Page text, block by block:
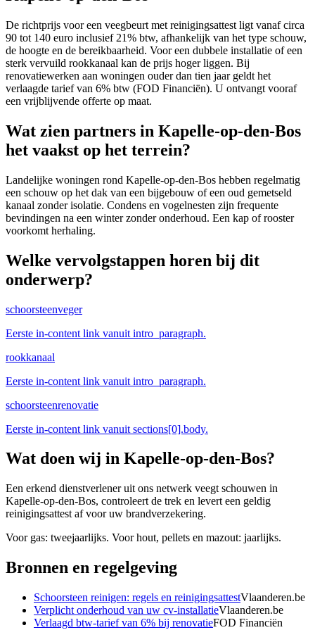
De richtprijs voor een veegbeurt met reinigingsattest ligt vanaf circa
90 tot 140 euro inclusief 21% btw, afhankelijk van het type schouw,
de hoogte en de bereikbaarheid. Voor een dubbele installatie of een
sterk vervuild rookkanaal kan de prijs hoger liggen. Bij
renovatiewerken aan woningen ouder dan tien jaar geldt het
verlaagde tarief van 6% btw (FOD Financiën). U ontvangt vooraf
een vrijblijvende offerte op maat.
Wat zien partners in Kapelle-op-den-Bos
het vaakst op het terrein?
Landelijke woningen rond Kapelle-op-den-Bos hebben regelmatig
een schouw op het dak van een bijgebouw of een oud gemetseld
kanaal zonder isolatie. Condens en vogelnesten zijn frequente
bevindingen na een winter zonder onderhoud. Een kap of rooster
voorkomt herhaling.
Welke vervolgstappen horen bij dit
onderwerp?
schoorsteenveger
Eerste in-content link vanuit intro_paragraph.
rookkanaal
Eerste in-content link vanuit intro_paragraph.
schoorsteenrenovatie
Eerste in-content link vanuit sections[0].body.
Wat doen wij in Kapelle-op-den-Bos?
Een erkend dienstverlener uit ons netwerk veegt schouwen in
Kapelle-op-den-Bos, controleert de trek en levert een geldig
reinigingsattest af voor uw brandverzekering.
Voor gas: tweejaarlijks. Voor hout, pellets en mazout: jaarlijks.
Bronnen en regelgeving
Schoorsteen reinigen: regels en reinigingsattestVlaanderen.be
Verplicht onderhoud van uw cv-installatieVlaanderen.be
Verlaagd btw-tarief van 6% bij renovatieFOD Financiën